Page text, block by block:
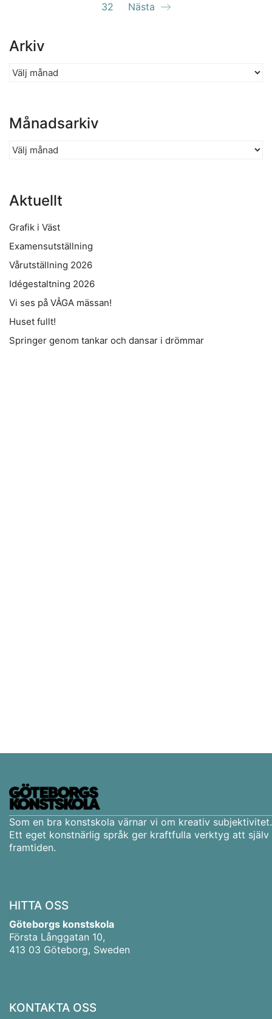
32
Nästa
Arkiv
Arkiv
Månadsarkiv
Månadsarkiv
Aktuellt
Grafik i Väst
Examensutställning
Vårutställning 2026
Idégestaltning 2026
Vi ses på VÅGA mässan!
Huset fullt!
Springer genom tankar och dansar i drömmar
Som en bra konstskola värnar vi om kreativ subjektivitet.
Ett eget konstnärlig språk ger kraftfulla verktyg att själv
framtiden.
HITTA OSS
Göteborgs konstskola
Första Långgatan 10,
413 03 Göteborg, Sweden
KONTAKTA OSS